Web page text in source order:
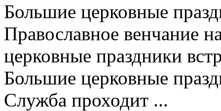
Большие церковные
Православное венчание
церковные праздники
Большие церковные
Служба проходит ...